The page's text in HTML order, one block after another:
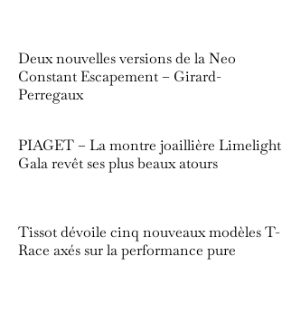
Deux nouvelles versions de la Neo
Constant Escapement – Girard-
Perregaux
PIAGET – La montre joaillière Limelight
Gala revêt ses plus beaux atours
Tissot dévoile cinq nouveaux modèles T-
Race axés sur la performance pure